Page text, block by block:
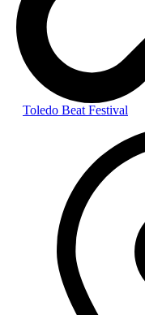
Toledo Beat Festival